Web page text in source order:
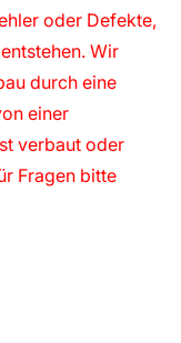
oder Defekte,
Wir
durch eine
einer
verbaut oder
Fragen bitte